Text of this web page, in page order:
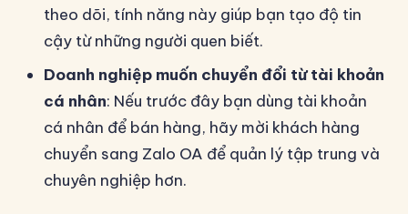
theo dõi, tính năng này giúp bạn tạo độ tin
cậy từ những người quen biết.
Doanh nghiệp muốn chuyển đổi từ tài khoản
cá nhân: Nếu trước đây bạn dùng tài khoản
cá nhân để bán hàng, hãy mời khách hàng
chuyển sang Zalo OA để quản lý tập trung và
chuyên nghiệp hơn.